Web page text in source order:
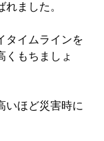
ました。
タイムラインを
くもちましょ
いほど災害時に